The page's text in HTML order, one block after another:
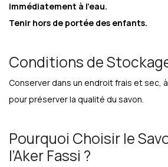
immédiatement à l’eau.
Tenir hors de portée des enfants.
Conditions de
Conserver dans un endroit frais et sec, à
pour préserver la qualité du savon.
Pourquoi Choisir le
l’Aker Fassi ?